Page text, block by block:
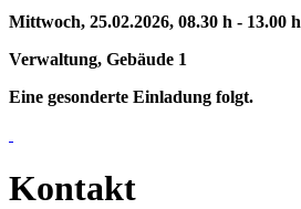
Mittwoch, 25.02.2026, 08.30 h - 13.00 h
Verwaltung, Gebäude 1
Eine gesonderte Einladung folgt.
Kontakt